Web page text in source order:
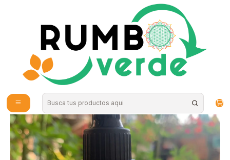
Envío gratis por compras sobre los 59.990 en la provincia de Santiago
Nutrición Deportiva